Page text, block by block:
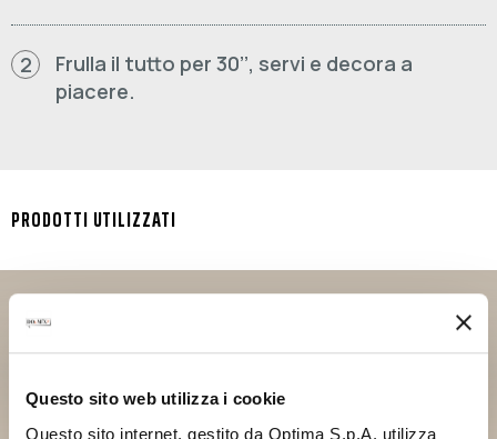
Questo sito web utilizza i cookie
Questo sito internet, gestito da Optima S.p.A. utilizza
2
Frulla il tutto per 30’’, servi e decora a
piacere.
PRODOTTI UTILIZZATI
HAZELNUT PRALINÈ